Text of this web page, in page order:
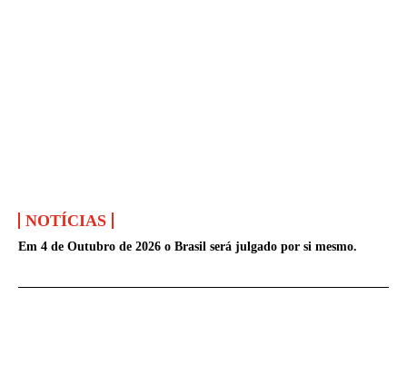
NOTÍCIAS
Em 4 de Outubro de 2026 o Brasil será julgado por si mesmo.